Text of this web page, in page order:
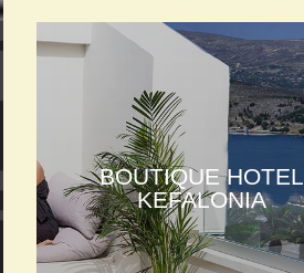
BOUTIQUE HOTEL
KEFALONIA